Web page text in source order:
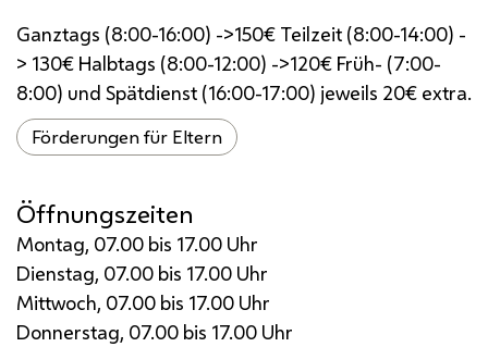
Ganztags (8:00-16:00) ->150€ Teilzeit (8:00-14:00) -
> 130€ Halbtags (8:00-12:00) ->120€ Früh- (7:00-
8:00) und Spätdienst (16:00-17:00) jeweils 20€ extra.
Förderungen für Eltern
Öffnungszeiten
Montag, 07.00 bis 17.00 Uhr
Dienstag, 07.00 bis 17.00 Uhr
Mittwoch, 07.00 bis 17.00 Uhr
Donnerstag, 07.00 bis 17.00 Uhr